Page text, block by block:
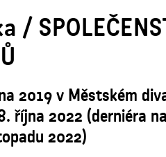
/
2019 v Městském
října 2022 (derniéra
2022)